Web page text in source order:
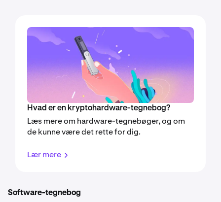
Hvad er en kryptohardware-tegnebog?
Læs mere om hardware-tegnebøger, og om
de kunne være det rette for dig.
Lær mere
Software-tegnebog